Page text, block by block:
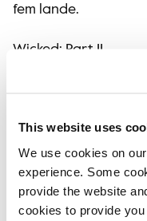
This website uses
We use cookies on
experience. Some
provide the website
cookies to provide
fem lande.
Wicked: Part II
nogensinde, vender
episke og
Elphaba (Oscar®-
Glinda (Oscar®-
blevet fremmede